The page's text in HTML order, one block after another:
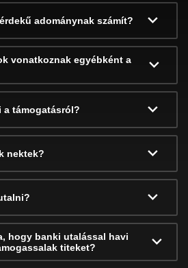
adománynak számít?
vonatkoznak egyébként a
a támogatásról?
nektek?
hogy banki utalással havi
titeket?